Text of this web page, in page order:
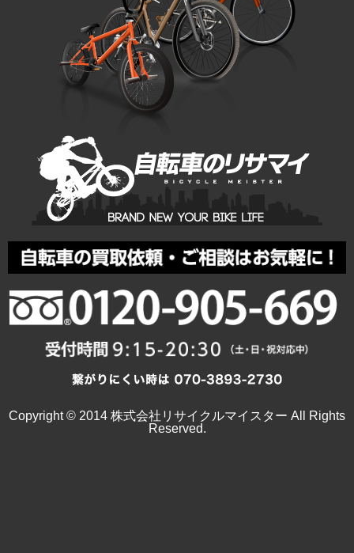
Copyright © 2014 株式会社リサイクルマイスター All Rights
Reserved.